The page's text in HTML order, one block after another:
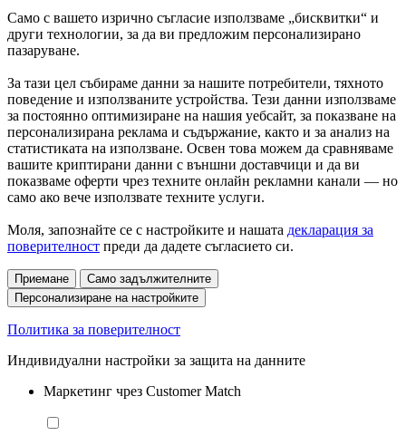
Само с вашето изрично съгласие използваме „бисквитки“ и
други технологии, за да ви предложим персонализирано
пазаруване.
За тази цел събираме данни за нашите потребители, тяхното
поведение и използваните устройства. Тези данни използваме
за постоянно оптимизиране на нашия уебсайт, за показване на
персонализирана реклама и съдържание, както и за анализ на
статистиката на използване. Освен това можем да сравняваме
вашите криптирани данни с външни доставчици и да ви
показваме оферти чрез техните онлайн рекламни канали — но
само ако вече използвате техните услуги.
Моля, запознайте се с настройките и нашата декларация за
поверителност преди да дадете съгласието си.
Приемане
Само задължителните
Персонализиране на настройките
Политика за поверителност
Индивидуални настройки за защита на данните
Маркетинг чрез Customer Match